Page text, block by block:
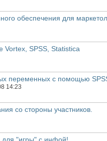
обеспечения для
Vortex, SPSS, Statistica
переменных с помощью
14:23
со стороны участников.